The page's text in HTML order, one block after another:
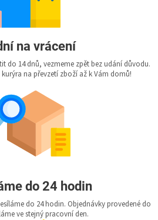
na vrácení
do 14 dnů, vezmeme zpět bez udání důvodu.
na převzetí zboží až k Vám domů!
do 24 hodin
do 24 hodin. Objednávky provedené do
ve stejný pracovní den.